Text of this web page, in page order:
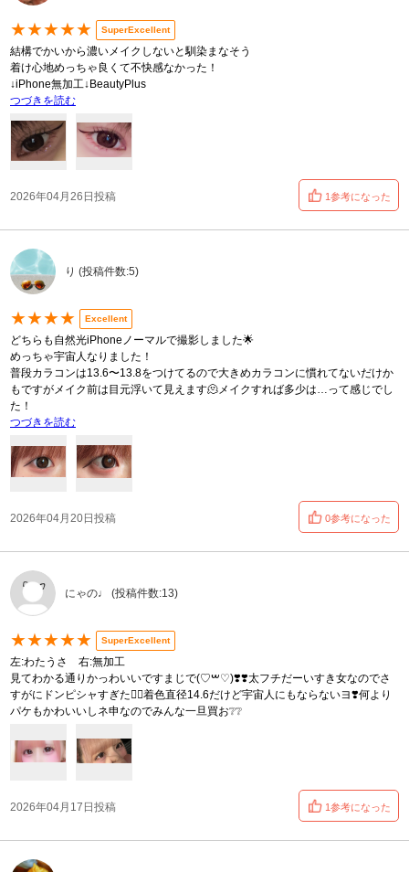
★★★★★ SuperExcellent
結構でかいから濃いメイクしないと馴染まなそう
着け心地めっちゃ良くて不快感なかった！
↓iPhone無加工↓BeautyPlus
つづきを読む
2026年04月26日投稿 1参考になった
り (投稿件数:5)
★★★★ Excellent
どちらも自然光iPhoneノーマルで撮影しました🌟
めっちゃ宇宙人なりました！
普段カラコンは13.6〜13.8をつけてるので大きめカラコンに慣れてないだけか
もですがメイク前は目元浮いて見えます🫠メイクすれば多少は…って感じでし
た！
つづきを読む
2026年04月20日投稿 0参考になった
にゃの♩ (投稿件数:13)
★★★★★ SuperExcellent
左:わたうさ 右:無加工
見てわかる通りかっわいいですまじで‎(‎♡ࠔ♡)❣️❣️太フチだーいすき女なのでさ
すがにドンピシャすぎた🖐🏻着色直径14.6だけど宇宙人にもならないヨ❣️何より
パケもかわいいしネ申なのでみんな一旦買お❔❔
2026年04月17日投稿 1参考になった